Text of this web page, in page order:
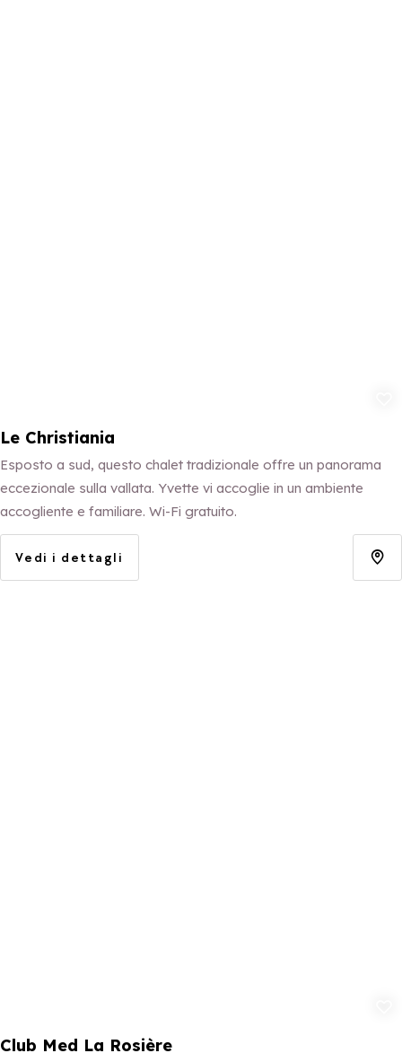
Le Christiania
Esposto a sud, questo chalet tradizionale offre un panorama
eccezionale sulla vallata. Yvette vi accoglie in un ambiente
accogliente e familiare. Wi-Fi gratuito.
Vedi i dettagli
Club Med La Rosière